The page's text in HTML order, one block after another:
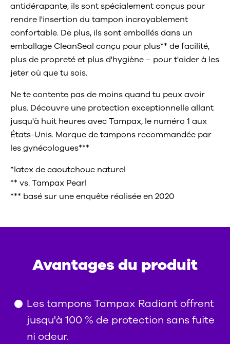
antidérapante, ils sont spécialement conçus pour
rendre l'insertion du tampon incroyablement
confortable. De plus, ils sont emballés dans un
emballage CleanSeal conçu pour plus** de facilité,
plus de propreté et plus d'hygiène – pour t'aider à les
jeter où que tu sois.
Ne te contente pas de moins quand tu peux avoir
plus. Découvre une protection exceptionnelle allant
jusqu'à huit heures avec Tampax, le numéro 1 aux
États-Unis. Marque de tampons recommandée par
les gynécologues***
*latex de caoutchouc naturel
** vs. Tampax Pearl
*** basé sur une enquête réalisée en 2020
Avantages du produit
Les tampons Tampax Radiant offrent
jusqu'à 100 % de protection sans fuite
ni odeur.